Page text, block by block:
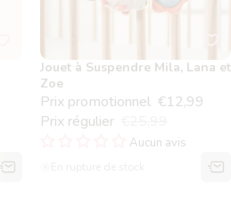
Jouet à Suspendre Mila, Lana et
Zoe
Prix promotionnel €12,99
Prix régulier
Aucun avis